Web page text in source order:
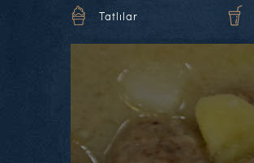
Tatlılar